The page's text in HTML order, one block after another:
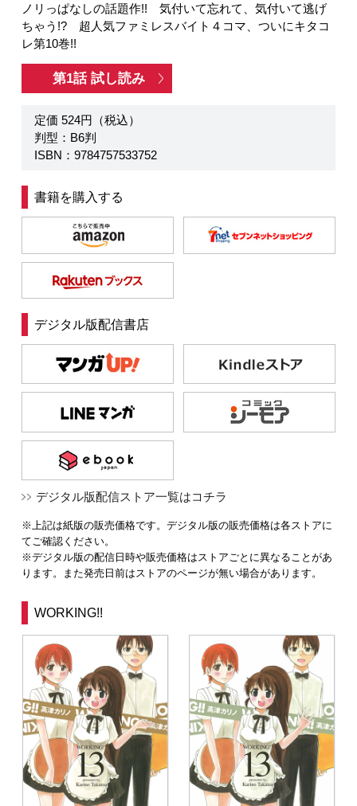
ノリっぱなしの話題作!! 気付いて忘れて、気付いて逃げ
ちゃう!? 超人気ファミレスバイト４コマ、ついにキタコ
レ第10巻!!
第1話 試し読み
定価 524円（税込）
判型：B6判
ISBN：9784757533752
書籍を購入する
デジタル版配信書店
デジタル版配信ストア一覧はコチラ
※上記は紙版の販売価格です。デジタル版の販売価格は各ストアに
てご確認ください。
※デジタル版の配信日時や販売価格はストアごとに異なることがあ
ります。また発売日前はストアのページが無い場合があります。
WORKING!!